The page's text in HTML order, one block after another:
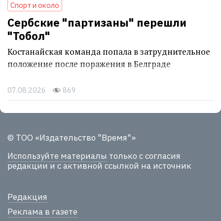
Спорт и около
Сербские "партизаны" перешли
"Тобол"
Костанайская команда попала в затруднительное
положение после поражения в Белграде
07.08.2026 869
© ТОО «Издательство "Время"»
Используйте материалы только с согласия
редакции и с активной ссылкой на источник
Редакция
Реклама в газете